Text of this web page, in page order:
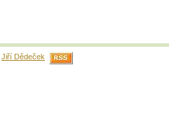
Jiří Dědeček